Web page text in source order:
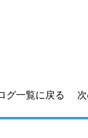
グ一覧に戻る